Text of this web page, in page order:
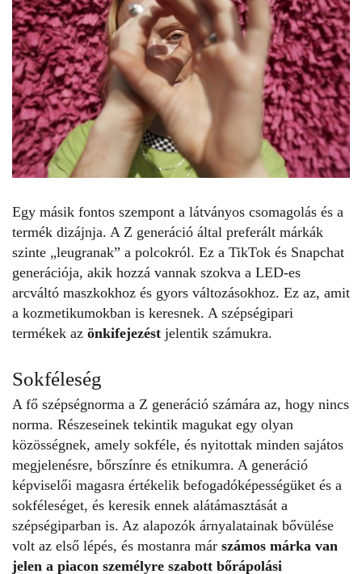
Egy másik fontos szempont a látványos csomagolás és a
termék dizájnja. A Z generáció által preferált márkák
szinte „leugranak” a polcokról. Ez a TikTok és Snapchat
generációja, akik hozzá vannak szokva a LED-es
arcváltó maszkokhoz és gyors változásokhoz. Ez az, amit
a kozmetikumokban is keresnek. A szépségipari
termékek az önkifejezést jelentik számukra.
Sokféleség
A fő szépségnorma a Z generáció számára az, hogy nincs
norma. Részeseinek tekintik magukat egy olyan
közösségnek, amely sokféle, és nyitottak minden sajátos
megjelenésre, bőrszínre és etnikumra. A generáció
képviselői magasra értékelik befogadóképességüket és a
sokféleséget, és keresik ennek alátámasztását a
szépségiparban is. Az alapozók árnyalatainak bővülése
volt az első lépés, és mostanra már számos márka van
jelen a piacon személyre szabott bőrápolási